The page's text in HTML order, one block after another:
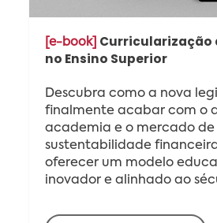
[e-book] Curricularização
no Ensino Superior
Descubra como a nova
finalmente acabar com o
academia e o mercado
sustentabilidade financeira
oferecer um modelo
inovador e alinhado ao